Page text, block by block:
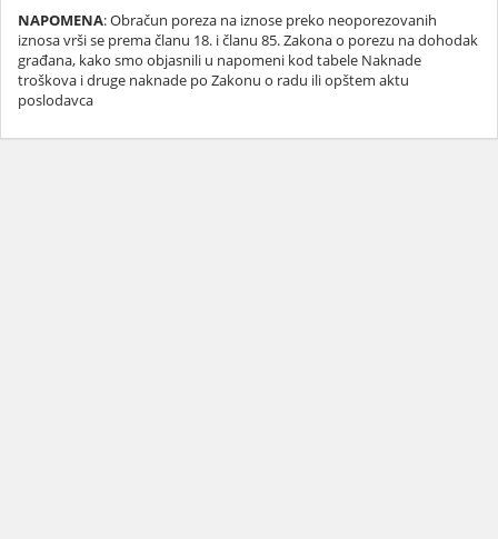
NAPOMENA: Obračun poreza na iznose preko neoporezovanih
iznosa vrši se prema članu 18. i članu 85. Zakona o porezu na dohodak
građana, kako smo objasnili u napomeni kod tabele Naknade
troškova i druge naknade po Zakonu o radu ili opštem aktu
poslodavca